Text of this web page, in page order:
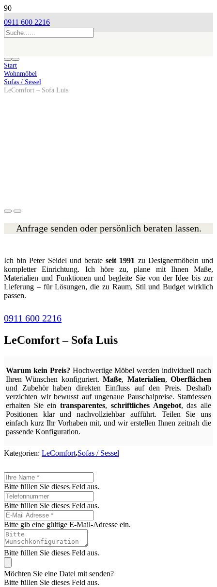
0911 600 2216
Start
Wohnmöbel
Sofas / Sessel
LeComfort – Sofa Luis
Anfrage senden oder persönlich beraten lassen.
Ich bin Peter Seidel und berateseit 1991 zu Designermöbeln und
kompletter Einrichtung. Ich höre zu, plane mit Ihnen Maße,
Materialien und Funktionen und begleite Sie von der Idee bis zur
Lieferung – für Lösungen, die zu Raum, Stil und Budget wirklich
passen.
0911 600 2216
LeComfort – Sofa Luis
Warum kein Preis? Hochwertige Möbel werden individuell nach
Ihren Wünschen konfiguriert.Maße, Materialien,Oberflächen
und Zubehör haben direkten Einfluss auf den Preis. Deshalb
verzichten wir bewusst auf ungenaue Pauschalpreise. Stattdessen
erhalten Sie eintransparentes, schriftliches Angebot, das alle
Positionen klar und nachvollziehbar aufführt. Teilen Sie uns
einfach kurz Ihr Vorhaben mit, und wir erstellen Ihnen zeitnah die
passende Konfiguration.
Kategorien: LeComfort,Sofas / Sessel
Bitte füllen Sie dieses Feld aus.
Bitte füllen Sie dieses Feld aus.
Bitte gib eine gültige E-Mail-Adresse ein.
Bitte füllen Sie dieses Feld aus.
Möchten Sie eine Datei mit senden?
Bitte füllen Sie dieses Feld aus.